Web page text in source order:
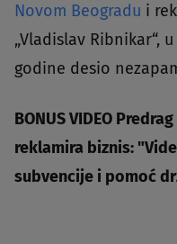
Novom Beogradu i
„Vladislav Ribnikar“,
godine desio
BONUS VIDEO
reklamira biznis:
subvencije i pomoć